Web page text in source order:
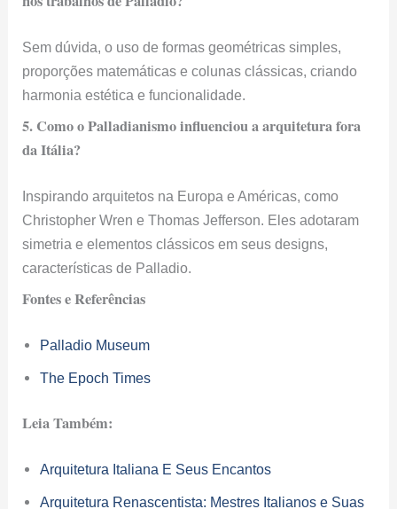
Sem dúvida, o uso de formas geométricas simples,
proporções matemáticas e colunas clássicas, criando
harmonia estética e funcionalidade.
5. Como o Palladianismo influenciou a arquitetura fora
da Itália?
Inspirando arquitetos na Europa e Américas, como
Christopher Wren e Thomas Jefferson. Eles adotaram
simetria e elementos clássicos em seus designs,
características de Palladio.
Fontes e Referências
Palladio Museum
The Epoch Times
Leia Também:
Arquitetura Italiana E Seus Encantos
Arquitetura Renascentista: Mestres Italianos e Suas